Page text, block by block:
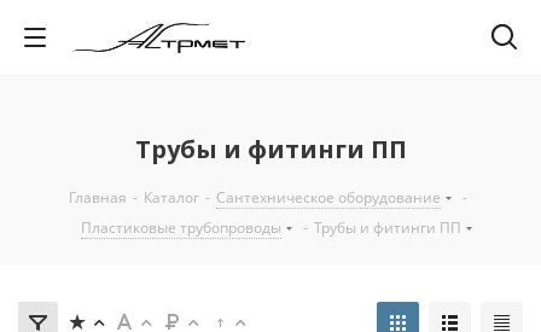
Трубы и фитинги ПП
Главная - Каталог - Сантехническое оборудование
-
Пластиковые трубопроводы
- Трубы и фитинги ПП